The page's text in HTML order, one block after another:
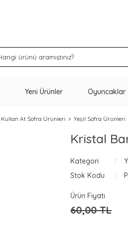
Yeni Ürünler Oyuncaklar
Kullan At Sofra Ürünleri Yeşil Sofra Ürünleri
Kristal
Kategori
Stok Kodu
Ürün Fiyatı
60,00 TL